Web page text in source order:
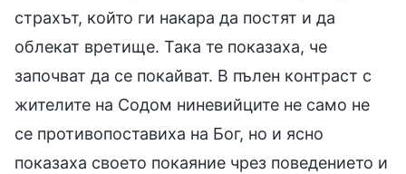
страхът, който ги накара да постят и да
облекат вретище. Така те показаха, че
започват да се покайват. В пълен контраст с
жителите на Содом ниневийците не само не
се противопоставиха на Бог, но и ясно
показаха своето покаяние чрез поведението и